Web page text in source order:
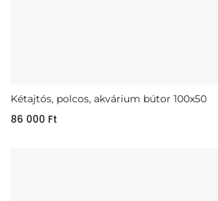
Kétajtós, polcos, akvárium bútor 100x50
86 000 Ft